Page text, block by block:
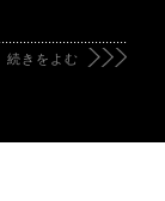
続きをよむ